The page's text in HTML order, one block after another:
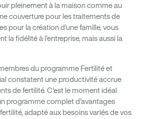
pleinement à la maison comme au
couverture pour les traitements de
pour la création d'une famille, vous
la fidélité à l'entreprise, mais aussi la
du programme Fertilité et
constatent une productivité accrue
de fertilité. C'est le moment idéal
programme complet d'avantages
adapté aux besoins variés de vos